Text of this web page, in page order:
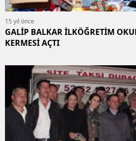
15 yıl önce
GALİP BALKAR İLKÖĞRETİM
KERMESİ AÇTI